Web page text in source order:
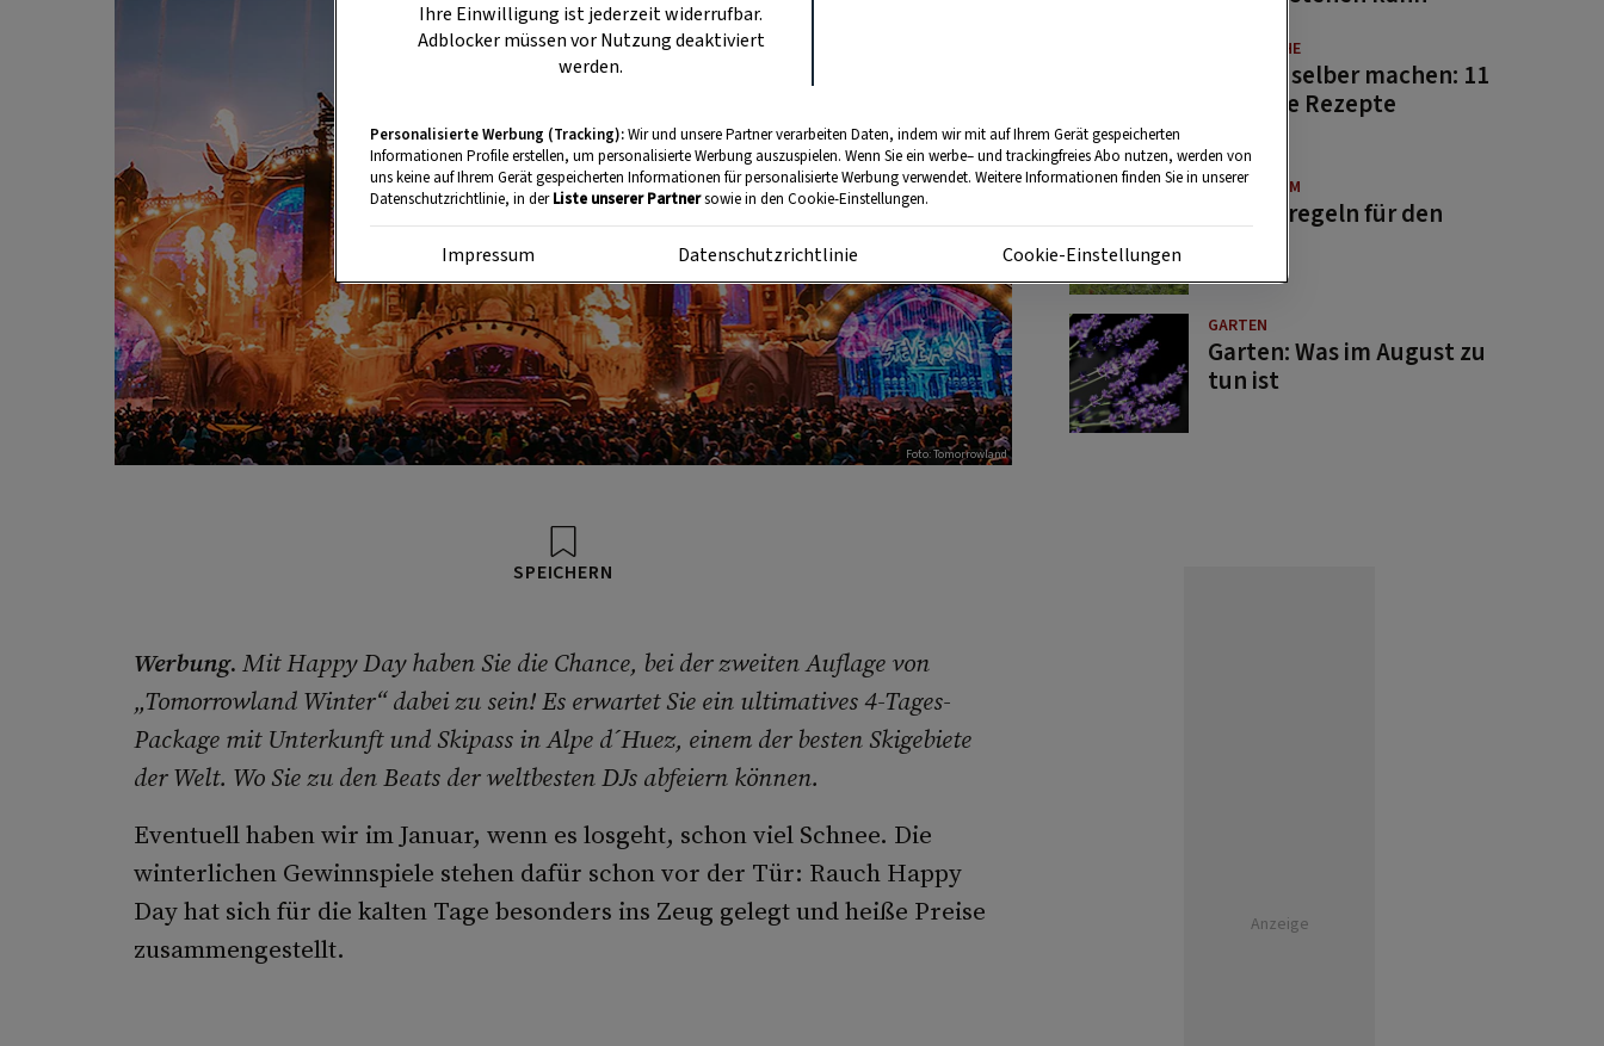
Foto: Tomorrowland
SPEICHERN
Werbung. Mit Happy Day haben Sie die Chance, bei der zweiten Auflage von
„Tomorrowland Winter“ dabei zu sein! Es erwartet Sie ein ultimatives 4-Tages-
Package mit Unterkunft und Skipass in Alpe d´Huez, einem der besten Skigebiete
der Welt. Wo Sie zu den Beats der weltbesten DJs abfeiern können.
Eventuell haben wir im Januar, wenn es losgeht, schon viel Schnee. Die
winterlichen Gewinnspiele stehen dafür schon vor der Tür: Rauch Happy
Day hat sich für die kalten Tage besonders ins Zeug gelegt und heiße Preise
zusammengestellt.
GUTE KÜCHE
Saucen selber machen: 11
beliebte Rezepte
BRAUCHTUM
Bauernregeln für den
GARTEN
Garten: Was im August zu
tun ist
Anzeige
Ihre Einwilligung ist jederzeit widerrufbar.
Adblocker müssen vor Nutzung deaktiviert
werden.
Personalisierte Werbung (Tracking):Wir und unsere Partner verarbeiten Daten, indem wir mit auf Ihrem Gerät gespeicherten
Informationen Profile erstellen, um personalisierte Werbung auszuspielen. Wenn Sie ein werbe– und trackingfreies Abo nutzen, werden von
uns keine auf Ihrem Gerät gespeicherten Informationen für personalisierte Werbung verwendet. Weitere Informationen finden Sie in unserer
Datenschutzrichtlinie, in derListe unserer Partnersowie in den Cookie-Einstellungen.
Impressum Datenschutzrichtlinie Cookie-Einstellungen